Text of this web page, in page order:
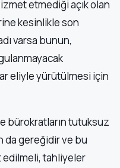
etmediği açık olan
kesinlikle son
varsa bunun,
eliyle yürütülmesi için
bürokratların tutuksuz
da gereğidir ve bu
edilmeli, tahliyeler